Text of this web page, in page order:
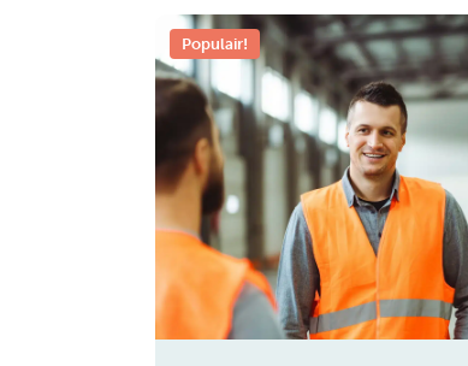
Populair!